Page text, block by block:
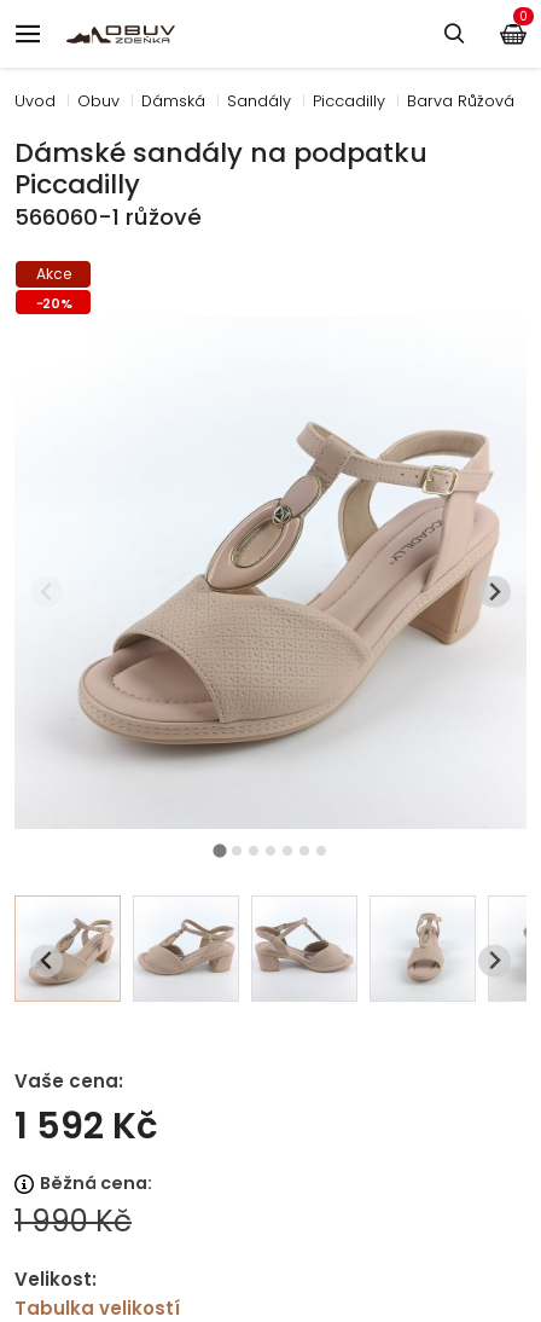
Úvod Obuv Dámská Sandály Piccadilly Barva Růžová
Dámské sandály na podpatku
Piccadilly
566060-1 růžové
Akce
-20%
Vaše cena:
1 592 Kč
Běžná cena:
1 990 Kč
Velikost:
Tabulka velikostí
0